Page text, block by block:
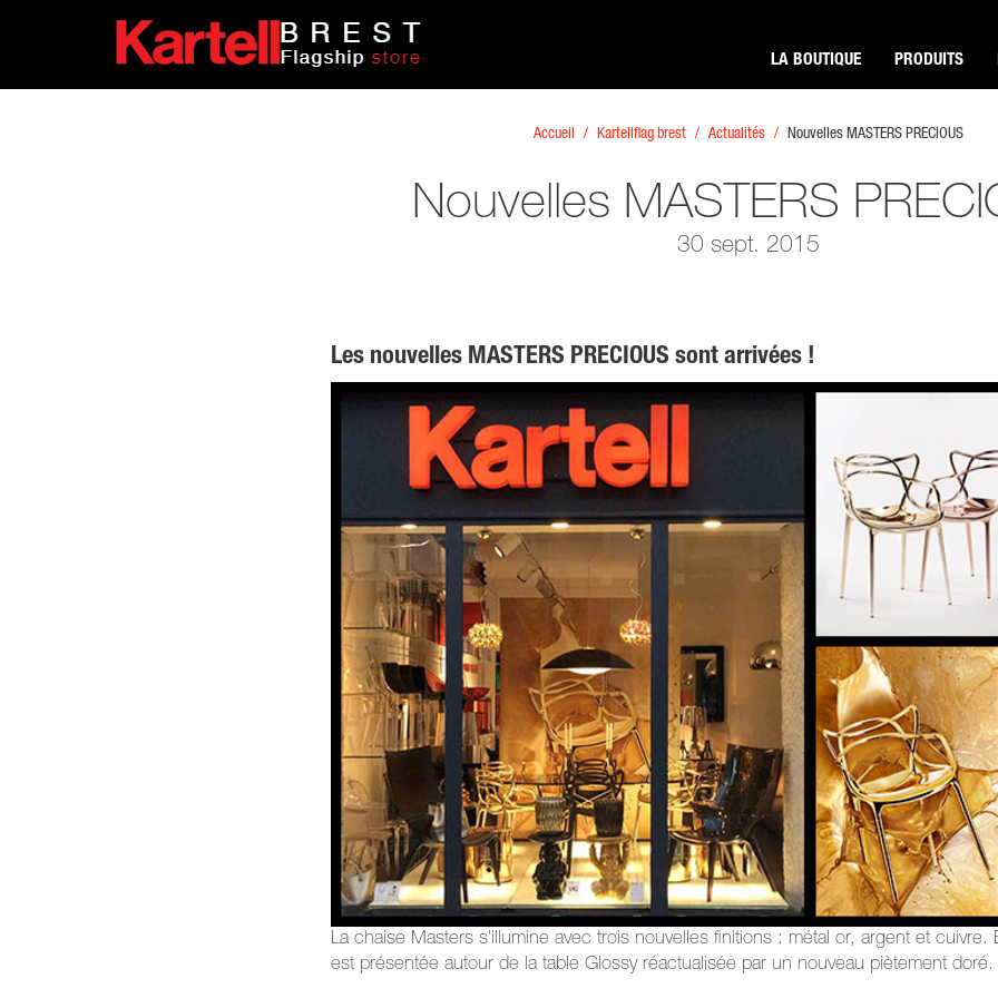
LA BOUTIQUE PRODUITS
Accueil Kartellflag brest Actualités Nouvelles MASTERS PRECIOUS
Nouvelles MASTERS
30 sept. 2015
Les nouvelles MASTERS PRECIOUS sont arrivées !
La chaise Masters s'illumine avec trois nouvelles finitions : métal or, argent et cuivre.
est présentée autour de la table Glossy réactualisée par un nouveau piètement doré.